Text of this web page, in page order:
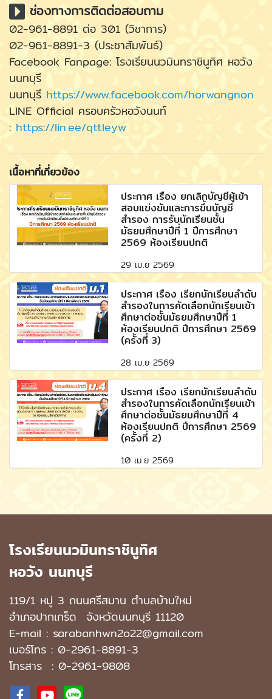
ช่องทางการติดต่อสอบถาม
02-961-8891 ต่อ 301 (วิชาการ)
02-961-8891-3 (ประชาสัมพันธ์)
Facebook Fanpage: โรงเรียนนวมินทราชินูทิศ หอวัง
นนทบุรี
นนทบุรี https://www.facebook.com/horwangnon
LINE Official ครอบครัวหอวังนนท์
: https://lin.ee/qttIeyw
เนื้อหาที่เกี่ยวข้อง
ประกาศ เรื่อง ยกเลิกบัญชีผู้เข้า
สอบแข่งขันและการขึ้นบัญชี
สำรอง การรับนักเรียนชั้น
มัธยมศึกษาปีที่ 1 ปีการศึกษา
2569 ห้องเรียนปกติ
29 เม.ย 2569
ประกาศ เรื่อง เรียกนักเรียนลำดับ
สำรองในการคัดเลือกนักเรียนเข้า
ศึกษาต่อชั้นมัธยมศึกษาปีที่ 1
ห้องเรียนปกติ ปีการศึกษา 2569
(ครั้งที่ 3)
28 เม.ย 2569
ประกาศ เรื่อง เรียกนักเรียนลำดับ
สำรองในการคัดเลือกนักเรียนเข้า
ศึกษาต่อชั้นมัธยมศึกษาปีที่ 4
ห้องเรียนปกติ ปีการศึกษา 2569
(ครั้งที่ 2)
10 เม.ย 2569
โรงเรียนนวมินทราชินูทิศ
หอวัง นนทบุรี
119/1 หมู่ 3 ถนนศรีสมาน ตำบลบ้านใหม่
อำเภอปากเกร็ด จังหวัดนนทบุรี 11120
E-mail : sarabanhwn2o22@gmail.com
เบอร์โทร : 0-2961-8891-3
โทรสาร : 0-2961-9808